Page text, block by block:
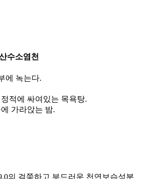
수소염천
에 녹는다.
적에 싸여있는 목욕탕.
가라앉는 밤.
의 걸쭉하고 부드러운 천연보습성분